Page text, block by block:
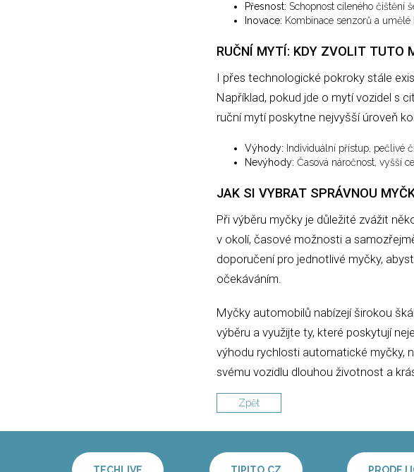
Přesnost: Schopnost cíleného čištění
Inovace: Kombinace senzorů a
RUČNÍ MYTÍ: KDY ZVOLIT TUTO
I přes technologické pokroky stále
Například, pokud jde o mytí vozidel s
ruční mytí poskytne nejvyšší úroveň
Výhody: Individuální přístup, pečlivé
Nevýhody: Časová náročnost, vyšší
JAK SI VYBRAT SPRÁVNOU
Při výběru myčky je důležité zvážit
v okolí, časové možnosti a
doporučení pro jednotlivé myčky,
očekáváním.
Myčky automobilů nabízejí širokou
výběru a využijte ty, které poskytují
výhodu rychlosti automatické myčky,
svému vozidlu dlouhou životnost a
Zpět